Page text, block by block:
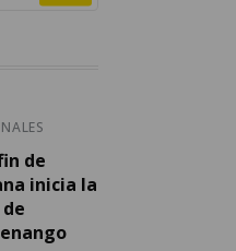
de
inicia la